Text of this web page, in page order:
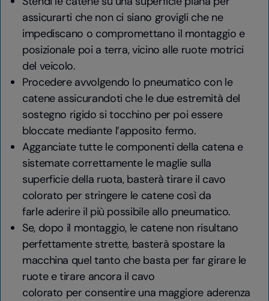
assicurarti che non ci siano grovigli che ne
impediscano o compromettano il montaggio e
posizionale poi a terra, vicino alle ruote motrici
del veicolo.
Procedere avvolgendo lo pneumatico con le
catene assicurandoti che le due estremità del
sostegno rigido si tocchino per poi essere
bloccate mediante l’apposito fermo.
Agganciate tutte le componenti della catena e
sistemate correttamente le maglie sulla
superficie della ruota, basterà tirare il cavo
colorato per stringere le catene così da
farle aderire il più possibile allo pneumatico.
Se, dopo il montaggio, le catene non risultano
perfettamente strette, basterà spostare la
macchina quel tanto che basta per far girare le
ruote e tirare ancora il cavo
colorato per consentire una maggiore aderenza